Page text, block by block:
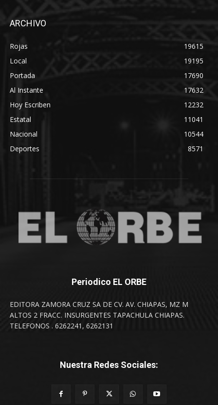
ARCHIVO
Rojas
19615
Local
19195
Portada
17690
Al Instante
17632
Hoy Escriben
12232
Estatal
11041
Nacional
10544
Deportes
8571
Periodico EL ORBE
EDITORA ZAMORA CRUZ SA DE CV. AV. CHIAPAS, MZ M
ALTOS 2 FRACC. INSURGENTES TAPACHULA CHIAPAS.
TELEFONOS . 6262241, 6262131
Nuestra Redes Sociales: